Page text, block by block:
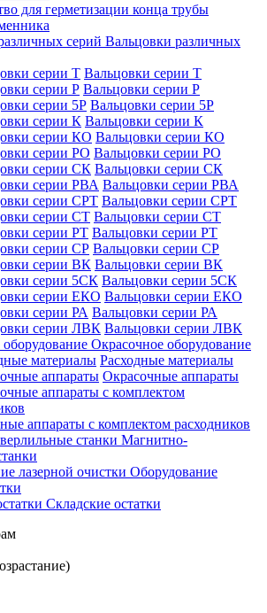
для герметизации конца трубы
Вальцовки различных
Вальцовки серии Т
Вальцовки серии Р
Вальцовки серии 5Р
Вальцовки серии К
Вальцовки серии КО
Вальцовки серии РО
Вальцовки серии СК
Вальцовки серии РВА
Вальцовки серии СРТ
Вальцовки серии СТ
Вальцовки серии РТ
Вальцовки серии СР
Вальцовки серии ВК
Вальцовки серии 5СК
Вальцовки серии ЕКО
Вальцовки серии РА
Вальцовки серии ЛВК
Окрасочное оборудование
Расходные материалы
Окрасочные аппараты
аппараты с комплектом расходников
Магнитно-
Оборудование
Складские остатки